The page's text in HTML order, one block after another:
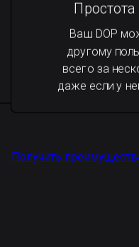
Ваш DOP
другому
всего за
даже если у
Получить